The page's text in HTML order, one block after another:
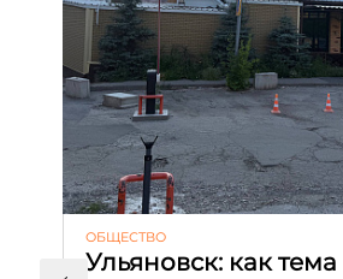
ОБЩЕСТВО
Ульяновск: как тема